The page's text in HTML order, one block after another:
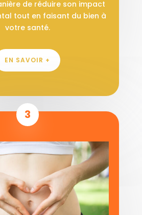
de réduire son impact
tout en faisant du bien à
votre santé.
EN SAVOIR +
3